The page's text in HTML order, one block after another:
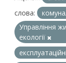
слова:
Управління
екології